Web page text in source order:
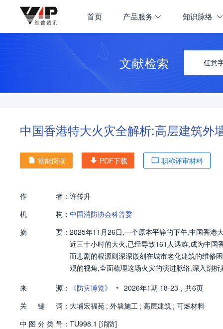
首页 产品服务 知识脉络
文献检索 任意
中国香港特大火灾全解析:高层建筑外
智能阅读 PDF下载 职称评审材料
作 者： 许传升
机
构： 中国消防协会科普委
摘
要： 2025年11月26日,一个原本平静的下午,中国香港
近三十小时的大火,已经导致161人遇难,成为中
而悲剧的根源则深深嵌刻在城市老化建筑的维修
观的视角,全面梳理这场火灾的演进脉络,深入剖
来
源： 《防灾博览》 • 2026年1期 18-23， 共6页
关
键 词： 大埔宏福苑 ; 外墙施工 ; 高层建筑 ; 可燃材料
中 图 分 类 号： TU998.1 [消防]